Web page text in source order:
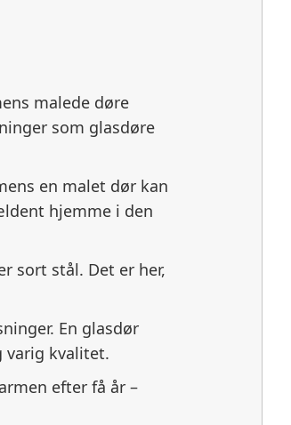
malede døre
som glasdøre
en malet dør kan
hjemme i den
sort stål. Det er her,
En glasdør
varig kvalitet.
efter få år –